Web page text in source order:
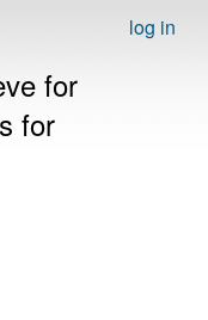
log in
for
for